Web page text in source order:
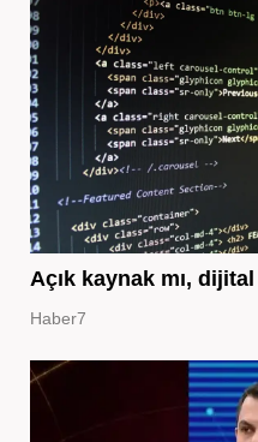
Açık kaynak mı, dijital
Haber7